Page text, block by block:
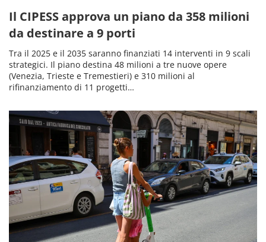
Il CIPESS approva un piano da 358 milioni
da destinare a 9 porti
Tra il 2025 e il 2035 saranno finanziati 14 interventi in 9 scali
strategici. Il piano destina 48 milioni a tre nuove opere
(Venezia, Trieste e Tremestieri) e 310 milioni al
rifinanziamento di 11 progetti…